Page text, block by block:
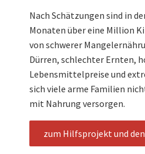
Nach Schätzungen sind in
Monaten über eine Million
von schwerer
Dürren, schlechter Ernten,
Lebensmittelpreise und
sich viele arme Familien
mit Nahrung versorgen.
zum Hilfsprojekt und